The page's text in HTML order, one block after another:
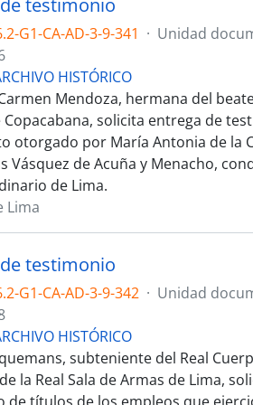
testimonio
G1-CA-AD-3-9-341 · Unidad
HISTÓRICO
Mendoza, hermana del
Copacabana, solicita entrega de
otorgado por María Antonia de la
Vásquez de Acuña y Menacho,
de Lima.
Lima
testimonio
G1-CA-AD-3-9-342 · Unidad
HISTÓRICO
subteniente del Real
la Real Sala de Armas de Lima,